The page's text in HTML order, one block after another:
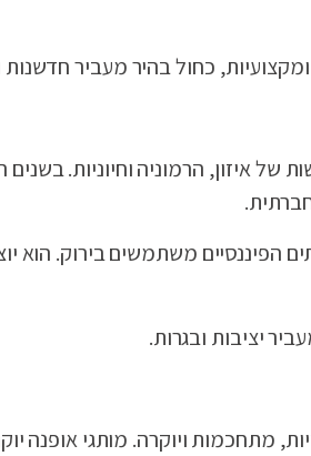
כחול בהיר מעביר חדשנות
איזון, הרמוניה וחיוניות.
הפיננסיים משתמשים בירוק.
יציבות ובגרות.